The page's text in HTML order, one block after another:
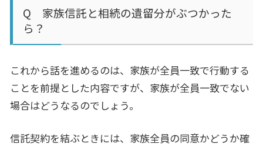
Q 家族信託と相続の遺留分がぶつかった
ら？
これから話を進めるのは、家族が全員一致で行動する
ことを前提とした内容ですが、家族が全員一致でない
場合はどうなるのでしょう。
信託契約を結ぶときには、家族全員の同意かどうか確